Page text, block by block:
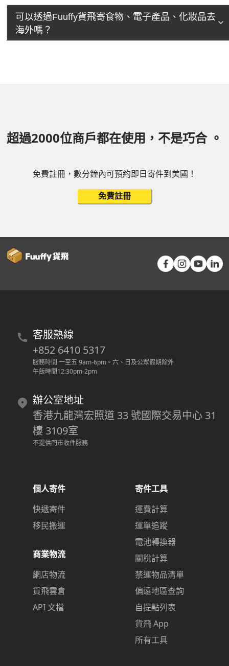
可以透過Fuuffy貨飛寄食物、電子產品、化妝品去
海外嗎？
超過2000位商戶都在使用，不是巧合 。
免費註冊，數分鐘內可預約即日寄件到美國！
免費註冊
客服熱線
+852 6410 5317
服務時間 一至五 9am-6pm 。 六、日及公眾假期除外
午飯時間12:30pm-2pm
辦公室地址
香港九龍灣宏照道 33 號國際交易中心 31
樓 3109室
不提供門市收件服務
個人寄件
快遞寄件
移民搬運
商業物流
網店物流
貨飛雲倉
API 文檔
寄件工具
運費計算
運單追蹤
電池轉換器
關稅計算
禁運物品清單
偏遠地區查詢
自提點列表
貨飛 App
所有工具